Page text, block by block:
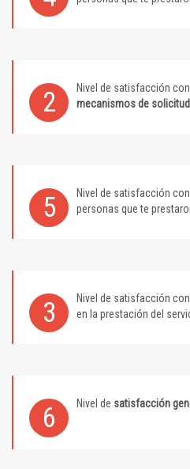
2 Nivel de satisfacción
mecanismos de solicitud
5 Nivel de satisfacción
personas que te
3 Nivel de satisfacción
en la prestación del
6 Nivel de satisfacción